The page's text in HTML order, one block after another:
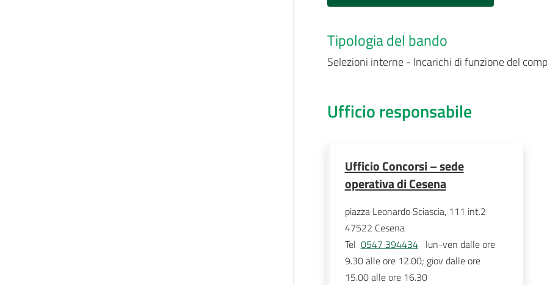
Tipologia del bando
Selezioni interne - Incarichi di funzione del
Ufficio responsabile
Ufficio Concorsi – sede
operativa di Cesena
piazza Leonardo Sciascia, 111 int.2
47522 Cesena
Tel 0547 394434
   lun-ven dalle ore
9.30 alle ore 12.00; giov dalle ore
15.00 alle ore 16.30